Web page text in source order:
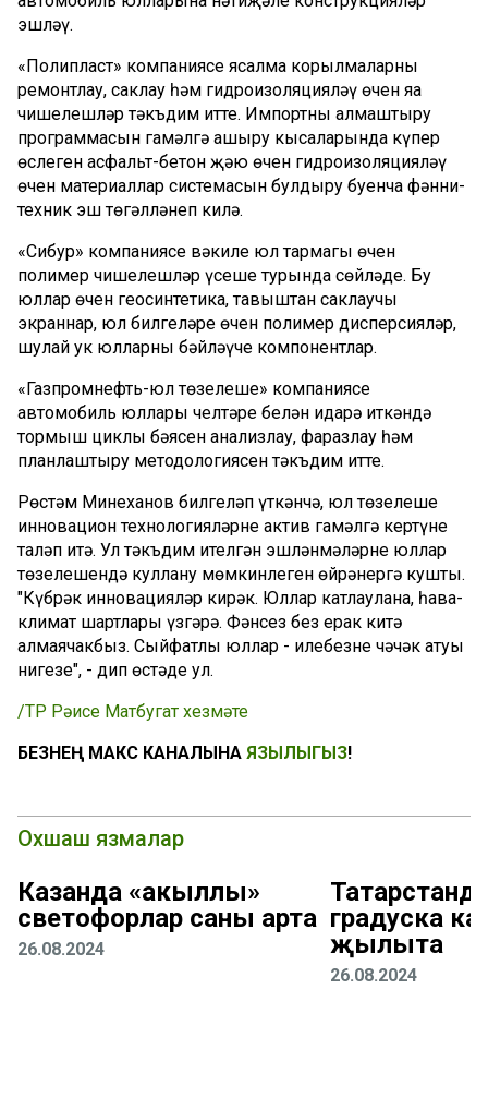
эшләү.
«Полипласт» компаниясе ясалма корылмаларны
ремонтлау, саклау һәм гидроизоляцияләү өчен яңа
чишелешләр тәкъдим итте. Импортны алмаштыру
программасын гамәлгә ашыру кысаларында күпер
өслеген асфальт-бетон җәю өчен гидроизоляцияләү
өчен материаллар системасын булдыру буенча фәнни-
техник эш төгәлләнеп килә.
«Сибур» компаниясе вәкиле юл тармагы өчен
полимер чишелешләр үсеше турында сөйләде. Бу
юллар өчен геосинтетика, тавыштан саклаучы
экраннар, юл билгеләре өчен полимер дисперсияләр,
шулай ук юлларны бәйләүче компонентлар.
«Газпромнефть-юл төзелеше» компаниясе
автомобиль юллары челтәре белән идарә иткәндә
тормыш циклы бәясен анализлау, фаразлау һәм
планлаштыру методологиясен тәкъдим итте.
Рөстәм Миңнеханов билгеләп үткәнчә, юл төзелеше
инновацион технологияләрне актив гамәлгә кертүне
таләп итә. Ул тәкъдим ителгән эшләнмәләрне юллар
төзелешендә куллану мөмкинлеген өйрәнергә кушты.
"Күбрәк инновацияләр кирәк. Юллар катлаулана, һава-
климат шартлары үзгәрә. Фәнсез без ерак китә
алмаячакбыз. Сыйфатлы юллар - илебезнең чәчәк атуы
нигезе", - дип өстәде ул.
/ТР Рәисе Матбугат хезмәте
БЕЗНЕҢ МАКС КАНАЛЫНА ЯЗЫЛЫГЫЗ!
Охшаш язмалар
Казанда «акыллы»
светофорлар саны арта
26.08.2024
градуска
җылыта
26.08.2024